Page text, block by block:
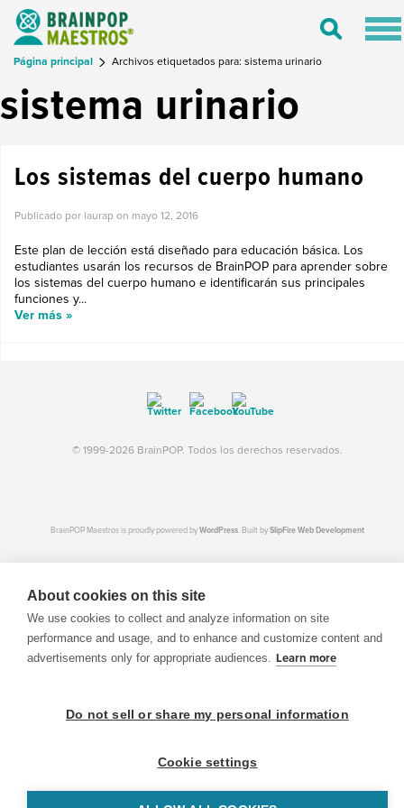
Toggle
Página principal Archivos etiquetados para: sistema urinario
sistema urinario
Los sistemas del cuerpo humano
Publicado por laurap on mayo 12, 2016
Este plan de lección está diseñado para educación básica. Los
estudiantes usarán los recursos de BrainPOP para aprender sobre
los sistemas del cuerpo humano e identificarán sus principales
funciones y...
Ver más »
© 1999-2026 BrainPOP. Todos los derechos reservados.
BrainPOP Maestros is proudly powered byWordPress. Built bySlipFire Web Development
About cookies on this site
We use cookies to collect and analyze information on site
performance and usage, and to enhance and customize content and
advertisements only for appropriate audiences. Learn more
Do not sell or share my personal information
Cookie settings